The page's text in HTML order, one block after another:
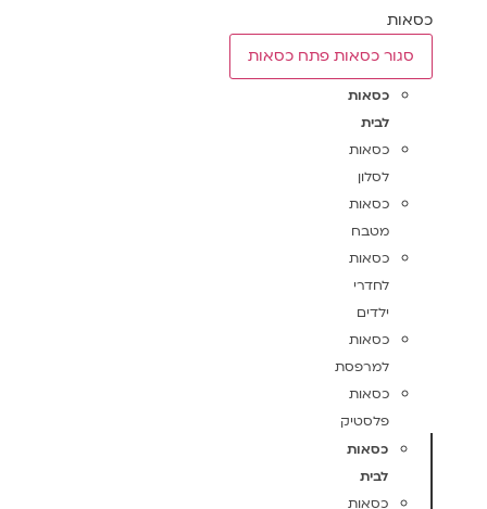
כסאות
סגור כסאות פתח כסאות
כסאות
לבית
כסאות
לסלון
כסאות
מטבח
כסאות
לחדרי
ילדים
כסאות
למרפסת
כסאות
פלסטיק
כסאות
לבית
כסאות